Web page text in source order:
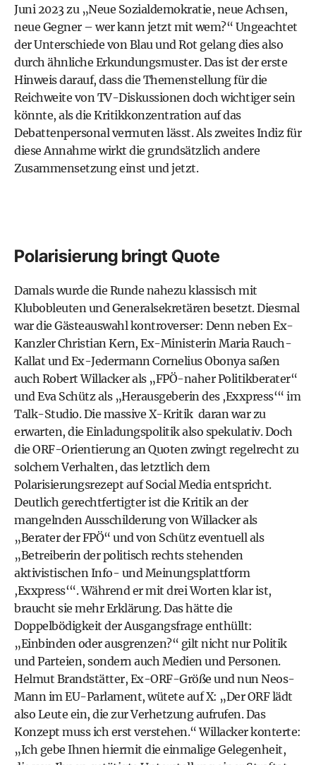
Juni 2023 zu „Neue Sozialdemokratie, neue Achsen,
neue Gegner – wer kann jetzt mit wem?“ Ungeachtet
der Unterschiede von Blau und Rot gelang dies also
durch ähnliche Erkundungsmuster. Das ist der erste
Hinweis darauf, dass die Themenstellung für die
Reichweite von TV-Diskussionen doch wichtiger sein
könnte, als die Kritikkonzentration auf das
Debattenpersonal vermuten lässt. Als zweites Indiz für
diese Annahme wirkt die grundsätzlich andere
Zusammensetzung einst und jetzt.
Polarisierung bringt Quote
Damals wurde die Runde nahezu klassisch mit
Klubobleuten und Generalsekretären besetzt. Diesmal
war die Gästeauswahl kontroverser: Denn neben Ex-
Kanzler Christian Kern, Ex-Ministerin Maria Rauch-
Kallat und Ex-Jedermann Cornelius Obonya saßen
auch Robert Willacker als „FPÖ-naher Politikberater“
und Eva Schütz als „Herausgeberin des ,Exxpress‘“ im
Talk-Studio. Die massive X-Kritik daran war zu
erwarten, die Einladungspolitik also spekulativ. Doch
die ORF-Orientierung an Quoten zwingt regelrecht zu
solchem Verhalten, das letztlich dem
Polarisierungsrezept auf Social Media entspricht.
Deutlich gerechtfertigter ist die Kritik an der
mangelnden Ausschilderung von Willacker als
„Berater der FPÖ“ und von Schütz eventuell als
„Betreiberin der politisch rechts stehenden
aktivistischen Info- und Meinungsplattform
,Exxpress‘“. Während er mit drei Worten klar ist,
braucht sie mehr Erklärung. Das hätte die
Doppelbödigkeit der Ausgangsfrage enthüllt:
„Einbinden oder ausgrenzen?“ gilt nicht nur Politik
und Parteien, sondern auch Medien und Personen.
Helmut Brandstätter, Ex-ORF-Größe und nun Neos-
Mann im EU-Parlament, wütete auf X: „Der ORF lädt
also Leute ein, die zur Verhetzung aufrufen. Das
Konzept muss ich erst verstehen.“ Willacker konterte:
„Ich gebe Ihnen hiermit die einmalige Gelegenheit,